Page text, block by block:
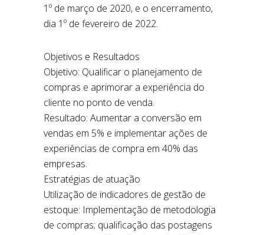
1º de março de 2020, e o encerramento,
dia 1º de fevereiro de 2022.
Objetivos e Resultados
Objetivo: Qualificar o planejamento de
compras e aprimorar a experiência do
cliente no ponto de venda.
Resultado: Aumentar a conversão em
vendas em 5% e implementar ações de
experiências de compra em 40% das
empresas.
Estratégias de atuação
Utilização de indicadores de gestão de
estoque: Implementação de metodologia
de compras; qualificação das postagens